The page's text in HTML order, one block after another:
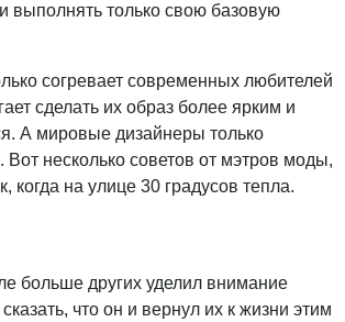
выполнять только свою базовую
согревает современных любителей
сделать их образ более ярким и
А мировые дизайнеры только
Вот несколько советов от мэтров моды,
когда на улице 30 градусов тепла.
больше других уделил внимание
что он и вернул их к жизни этим